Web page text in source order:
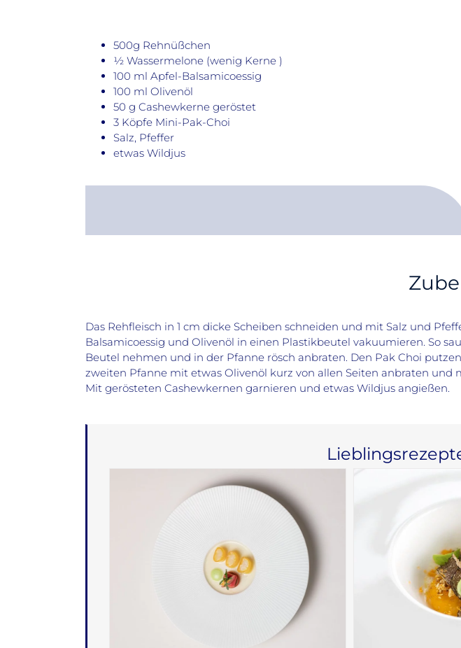
500g Rehnüßchen
½ Wassermelone (wenig Kerne )
100 ml Apfel-Balsamicoessig
100 ml Olivenöl
50 g Cashewkerne geröstet
3 Köpfe Mini-Pak-Choi
Salz, Pfeffer
etwas Wildjus
Das Rehfleisch in 1 cm dicke Scheiben schneiden und mit Salz und
Balsamicoessig und Olivenöl in einen Plastikbeutel vakuumieren. So
Beutel nehmen und in der Pfanne rösch anbraten. Den Pak Choi
zweiten Pfanne mit etwas Olivenöl kurz von allen Seiten anbraten
Mit gerösteten Cashewkernen garnieren und etwas Wildjus angießen.